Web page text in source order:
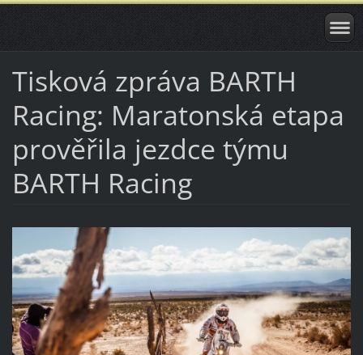
Tisková zpráva BARTH
Racing: Maratonská etapa
prověřila jezdce týmu
BARTH Racing